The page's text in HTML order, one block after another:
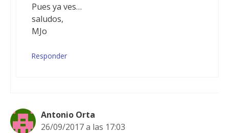
Pues ya ves…
saludos,
MJo
Responder
Antonio Orta
26/09/2017 a las 17:03